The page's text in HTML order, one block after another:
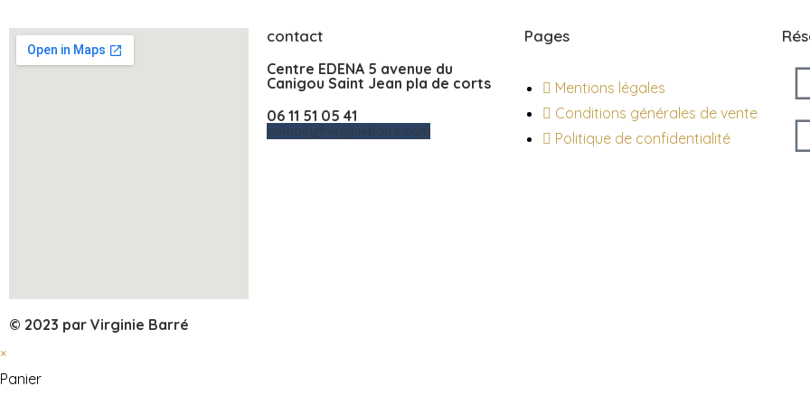
contact
Centre EDENA 5 avenue du
Canigou Saint Jean pla de corts
06 11 51 05 41
contact@virginiebarre.com
Pages
Mentions légales
Conditions générales de vente
Politique de confidentialité
© 2023 par Virginie Barré
×
Panier